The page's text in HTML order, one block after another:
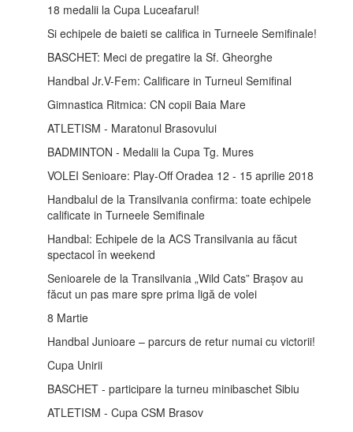
18 medalii la Cupa Luceafarul!
Si echipele de baieti se califica in Turneele Semifinale!
BASCHET: Meci de pregatire la Sf. Gheorghe
Handbal Jr.V-Fem: Calificare in Turneul Semifinal
Gimnastica Ritmica: CN copii Baia Mare
ATLETISM - Maratonul Brasovului
BADMINTON - Medalii la Cupa Tg. Mures
VOLEI Senioare: Play-Off Oradea 12 - 15 aprilie 2018
Handbalul de la Transilvania confirma: toate echipele
calificate in Turneele Semifinale
Handbal: Echipele de la ACS Transilvania au făcut
spectacol în weekend
Senioarele de la Transilvania „Wild Cats” Brașov au
făcut un pas mare spre prima ligă de volei
8 Martie
Handbal Junioare – parcurs de retur numai cu victorii!
Cupa Unirii
BASCHET - participare la turneu minibaschet Sibiu
ATLETISM - Cupa CSM Brasov